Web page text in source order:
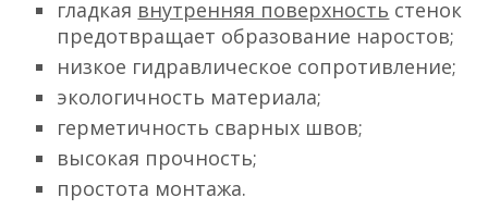
гладкая внутренняя поверхность стенок
предотвращает образование наростов;
низкое гидравлическое сопротивление;
экологичность материала;
герметичность сварных швов;
высокая прочность;
простота монтажа.